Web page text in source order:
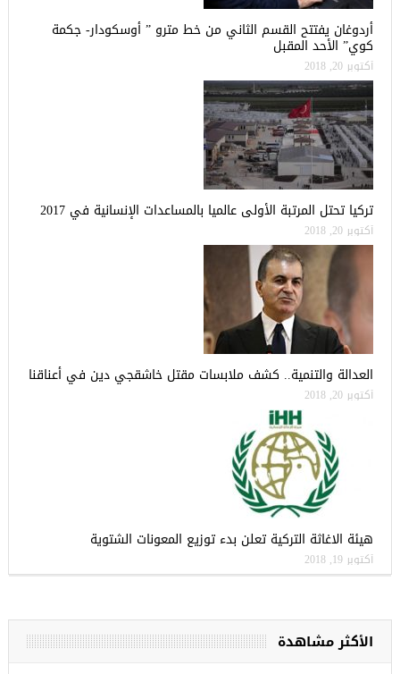
أردوغان يفتتح القسم الثاني من خط مترو ” أوسكودار- جكمة
كوي” الأحد المقبل
أكتوبر 20, 2018
تركيا تحتل المرتبة الأولى عالميا بالمساعدات الإنسانية في 2017
أكتوبر 20, 2018
العدالة والتنمية.. كشف ملابسات مقتل خاشقجي دين في أعناقنا
أكتوبر 20, 2018
هيئة الاغاثة التركية تعلن بدء توزيع المعونات الشتوية
أكتوبر 19, 2018
الأكثر مشاهدة